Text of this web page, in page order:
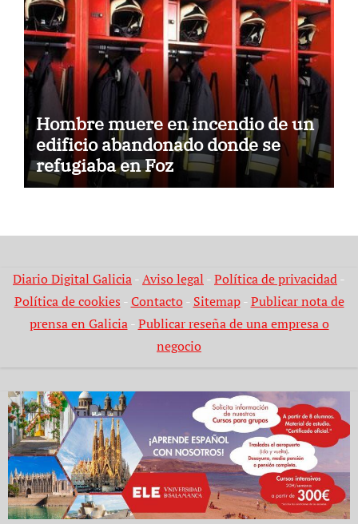
Hombre muere en incendio de un
edificio abandonado donde se
refugiaba en Foz
Diario Digital Galicia-Aviso legal -Política de privacidad-
Política de cookies -Contacto- Sitemap-Publicar nota de
prensa en Galicia-Publicar reseña de una empresa o
negocio